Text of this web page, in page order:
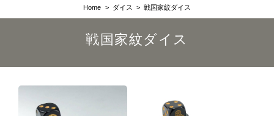
Home ダイス 戦国家紋ダイス
戦国家紋ダイス